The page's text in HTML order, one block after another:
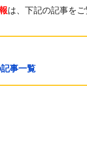
は、下記の記事を
記事一覧